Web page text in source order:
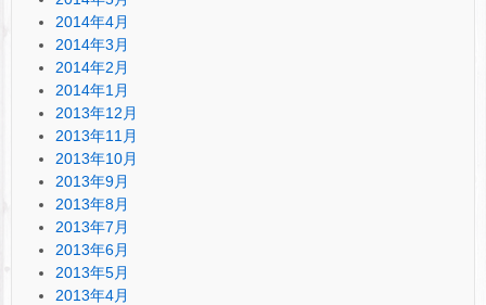
2014年4月
2014年3月
2014年2月
2014年1月
2013年12月
2013年11月
2013年10月
2013年9月
2013年8月
2013年7月
2013年6月
2013年5月
2013年4月